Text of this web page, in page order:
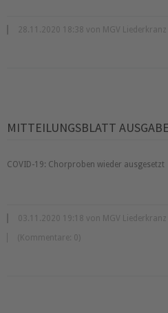
28.11.2020 18:38 von MGV Liederkranz
MITTEILUNGSBLATT
COVID-19: Chorproben wieder ausgesetzt
03.11.2020 19:18 von MGV
(Kommentare: 0)